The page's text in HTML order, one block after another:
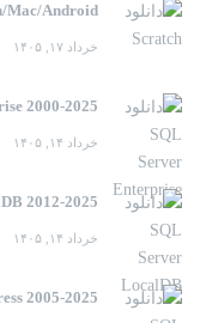
خرداد ۱۷, ۱۴۰۵
2000-2025 Microsoft SQL Server Enterprise پایگاه داده
خرداد ۱۴, ۱۴۰۵
2012-2025 Microsoft SQL Server LocalDB پایگاه داده
خرداد ۱۴, ۱۴۰۵
2005-2025 Microsoft SQL Server Express پایگاه داده